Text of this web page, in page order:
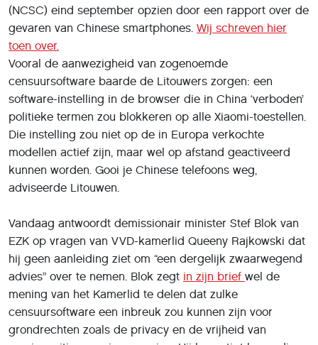
(NCSC) eind september opzien door een rapport over de
gevaren van Chinese smartphones. Wij schreven hier
toen over.
Vooral de aanwezigheid van zogenoemde
censuursoftware baarde de Litouwers zorgen: een
software-instelling in de browser die in China ‘verboden’
politieke termen zou blokkeren op alle Xiaomi-toestellen.
Die instelling zou niet op de in Europa verkochte
modellen actief zijn, maar wel op afstand geactiveerd
kunnen worden. Gooi je Chinese telefoons weg,
adviseerde Litouwen.
Vandaag antwoordt demissionair minister Stef Blok van
EZK op vragen van VVD-kamerlid Queeny Rajkowski dat
hij geen aanleiding ziet om “een dergelijk zwaarwegend
advies” over te nemen. Blok zegt in zijn brief wel de
mening van het Kamerlid te delen dat zulke
censuursoftware een inbreuk zou kunnen zijn voor
grondrechten zoals de privacy en de vrijheid van